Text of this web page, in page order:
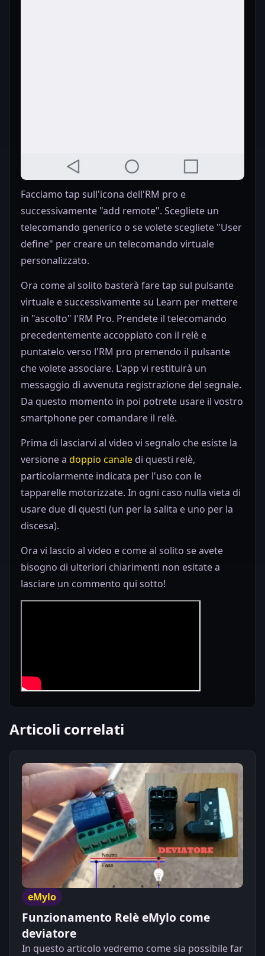
Facciamo tap sull'icona dell'RM pro e
successivamente "add remote". Scegliete un
telecomando generico o se volete scegliete "User
define" per creare un telecomando virtuale
personalizzato.
Ora come al solito basterà fare tap sul pulsante
virtuale e successivamente su Learn per mettere
in "ascolto" l'RM Pro. Prendete il telecomando
precedentemente accoppiato con il relè e
puntatelo verso l'RM pro premendo il pulsante
che volete associare. L'app vi restituirà un
messaggio di avvenuta registrazione del segnale.
Da questo momento in poi potrete usare il vostro
smartphone per comandare il relè.
Prima di lasciarvi al video vi segnalo che esiste la
versione a doppio canale di questi relè,
particolarmente indicata per l'uso con le
tapparelle motorizzate. In ogni caso nulla vieta di
usare due di questi (un per la salita e uno per la
discesa).
Ora vi lascio al video e come al solito se avete
bisogno di ulteriori chiarimenti non esitate a
lasciare un commento qui sotto!
Articoli correlati
eMylo
Funzionamento Relè eMylo come
deviatore
In questo articolo vedremo come sia possibile far